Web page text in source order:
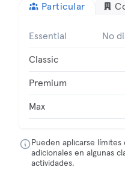
Particular
Essential No
Classic
Premium
Max
Pueden aplicarse
adicionales en algunas
actividades.